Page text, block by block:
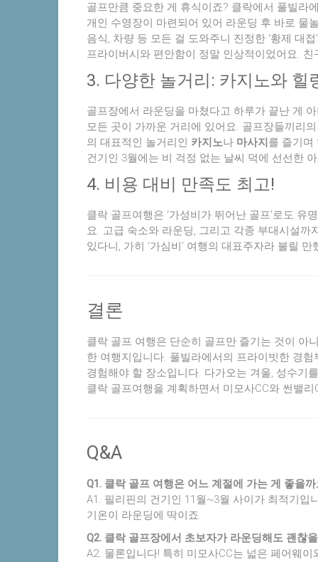
골프만큼 중요한 게 휴식이죠? 클락에서 풀빌라
개인 수영장이 마련되어 있어 라운딩 후 바로 물
음식, 차량 등 모든 걸 도와주니 진정한 ‘황제 대
프라이버시와 편안함이 정말 인상적이었어요.
3. 다양한 놀거리: 카지노와 힐
골프장에서 라운딩을 마쳤다고 하루가 끝난 게
모든 곳이 가까운 거리에 있어요. 골프장들끼리
의 대표적인 놀거리인 카지노나 마사지 를 즐기며
건기인 3월에는 비 걱정 없는 날씨 덕에 선선한
4. 비용 대비 만족도 최고!
클락 골프여행은 ‘가성비가 뛰어난 골프’로도
요. 고급 숙소와 라운딩, 그리고 각종 부대시설
있다니, 가히 ‘가심비’ 여행의 대표주자라 불릴
결론
클락 골프 여행은 단순히 골프만 즐기는 것이 아
한 여행지입니다. 풀빌라에서의 프라이빗한 경
경험해야 할 장소입니다. 다가오는 겨울, 성수기
클락 골프여행을 계획하면서 미모사CC와 썬밸
Q&A
Q1. 클락 골프 여행은 어느 계절에 가는 게 좋을
A1. 필리핀의 건기인 11월~3월 사이가 최적기입
기온이 라운딩에 딱이죠.
Q2. 클락 골프장에서 초보자가 라운딩해도 괜찮
A2. 물론입니다! 특히 미모사CC는 넓은 페어웨